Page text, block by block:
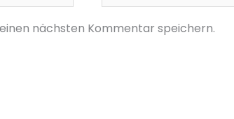
nächsten Kommentar speichern.